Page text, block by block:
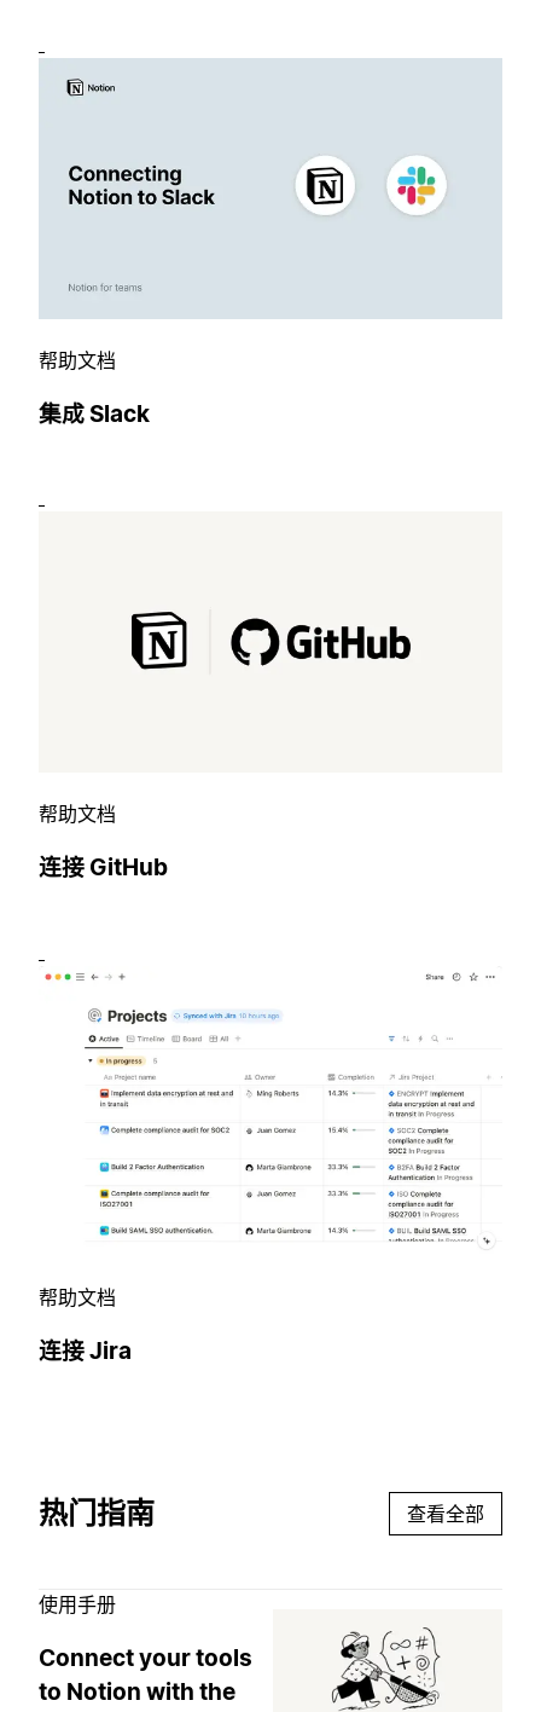
帮助文档
集成 Slack
帮助文档
连接 GitHub
帮助文档
连接 Jira
热门指南 查看全部
使用手册
Connect your tools
to Notion with the